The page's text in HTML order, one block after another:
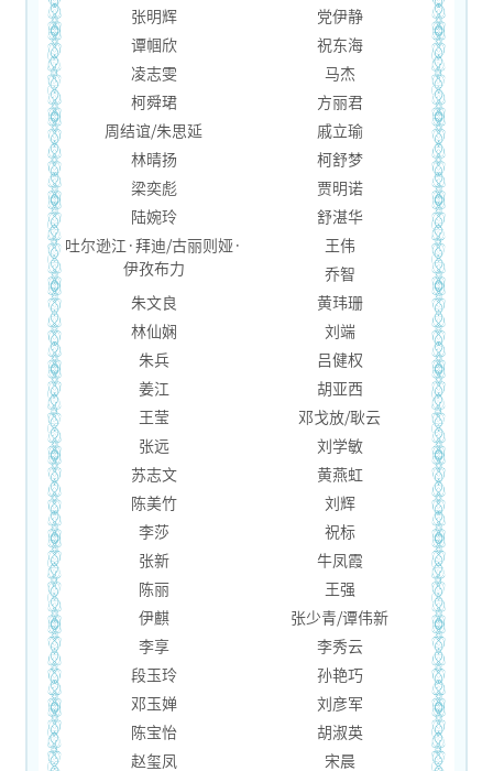
张明辉
党伊静
谭帼欣
祝东海
凌志雯
马杰
柯舜珺
方丽君
周结谊/朱思延
戚立瑜
林晴扬
柯舒梦
梁奕彪
贾明诺
陆婉玲
舒湛华
吐尔逊江·拜迪/古丽则娅·
伊孜布力
王伟
乔智
朱文良
黄玮珊
林仙娴
刘端
朱兵
吕健权
姜江
胡亚西
王莹
邓戈放/耿云
张远
刘学敏
苏志文
黄燕虹
陈美竹
刘辉
李莎
祝标
张新
牛凤霞
陈丽
王强
伊麒
张少青/谭伟新
李享
李秀云
段玉玲
孙艳巧
邓玉婵
刘彦军
陈宝怡
胡淑英
赵玺凤
宋晨